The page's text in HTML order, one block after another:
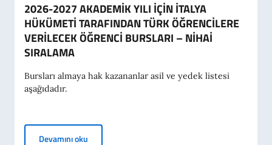
2026-2027 AKADEMİK YILI İÇİN İTALYA
HÜKÜMETİ TARAFINDAN TÜRK ÖĞRENCİLERE
VERİLECEK ÖĞRENCİ BURSLARI – NİHAİ
SIRALAMA
Bursları almaya hak kazananlar asil ve yedek listesi
aşağıdadır.
Devamını oku